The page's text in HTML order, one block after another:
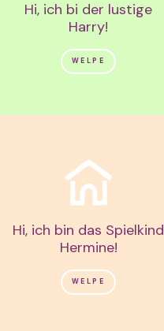
Hi, ich bi der lustige
Harry!
WELPE
Hi, ich bin das Spielkind
Hermine!
WELPE